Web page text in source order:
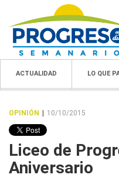
ACTUALIDAD LO QUE
OPINIÓN | 10/10/2015
Liceo de
Aniversario